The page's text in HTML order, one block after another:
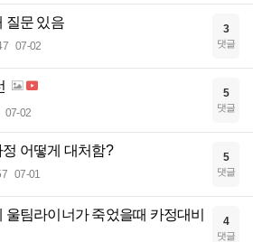
질문 있음
07-02
3
댓글
07-02
5
댓글
어떻게 대처함?
07-01
5
댓글
울팀라이너가 죽었을때 카정대비
4
댓글